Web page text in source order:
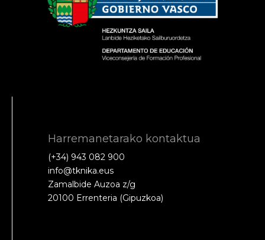
Harremanetarako kontaktua
(+34) 943 082 900
info@tknika.eus
Zamalbide Auzoa z/g
20100 Errenteria (Gipuzkoa)